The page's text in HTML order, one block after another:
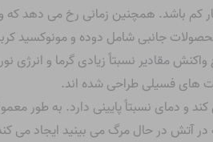
کم باشد. همچنین زمانی رخ می دهد که
جانبی شامل دوده و مونوکسید
مقادیر نسبتاً زیادی گرما و انرژی
های فسیلی طراحی شده اند.
و دمای نسبتاً پایینی دارد. به طور
آتش در حال مرگ می بینید ایجاد می